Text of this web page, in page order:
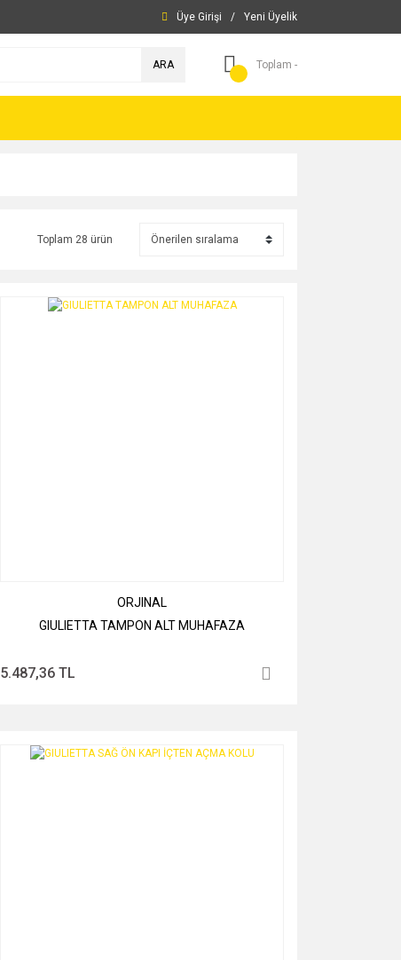
Üye Girişi / Yeni Üyelik
ARA Toplam -
Toplam 28 ürün
ORJINAL
GIULIETTA TAMPON ALT MUHAFAZA
5.487,36 TL